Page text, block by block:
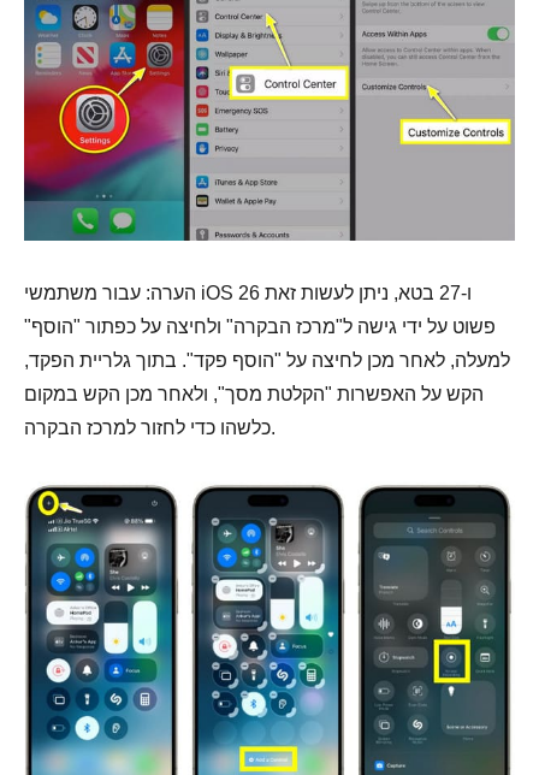
הערה: עבור משתמשי iOS 26 ו-27 בטא, ניתן לעשות זאת
פשוט על ידי גישה ל"מרכז הבקרה" ולחיצה על כפתור "הוסף"
למעלה, לאחר מכן לחיצה על "הוסף פקד". בתוך גלריית הפקד,
הקש על האפשרות "הקלטת מסך", ולאחר מכן הקש במקום
כלשהו כדי לחזור למרכז הבקרה.